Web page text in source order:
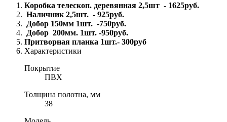
Коробка телескоп. деревянная 2,5шт - 1625руб.
Наличник 2,5шт. - 925руб.
Добор 150мм 1шт. -750руб.
Добор 200мм. 1шт. -950руб.
Притворная планка 1шт.- 300руб
Характеристики
Покрытие
ПВХ
Толщина полотна, мм
38